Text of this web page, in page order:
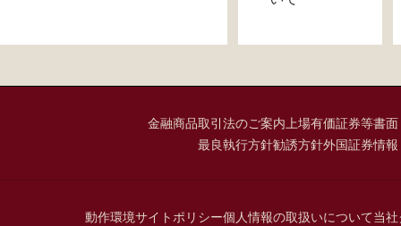
金融商品取引法のご案内 上場有価証券等書
最良執行方針勧誘方針外国証券情
動作環境サイトポリシー個人情報の取扱いについて当